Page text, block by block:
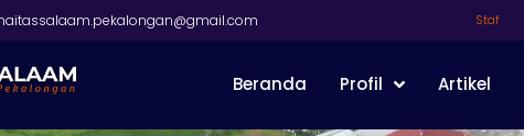
Staf
Beranda Profil Artikel